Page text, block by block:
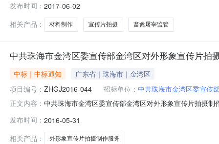
有限公司¥198,000.00合格2.广东粤恒电力科技有限公司
发布时间： 2017-06-02
相关产品：
材料制作 宣传片拍摄 畜禽屠宰监管
中共珠海市金湾区委宣传部金湾区对外形象宣传片拍
中标｜中标通知
广东省｜珠海市｜金湾区
项目编号： ZHGJ2016-044 招标单位： 中共珠海市金湾区委宣传
正文内容： 中共珠海市金湾区委宣传部金湾区对外形象宣传片拍摄
联系人详见公告正文项目联系电话详见公告正文采购人
海经营部）代理机构地址详见公告正文
发布时间： 2016-05-31
相关产品：
外形象宣传片拍摄制作服务